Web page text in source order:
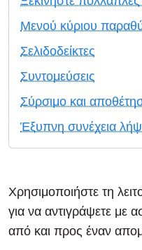
Μενού κύριου
Σελιδοδείκτες
Συντομεύσεις
Σύρσιμο και
Έξυπνη συνέχεια
Χρησιμοποιήστε τη
για να αντιγράψετε με
από και προς έναν
Cloud & Τοπική